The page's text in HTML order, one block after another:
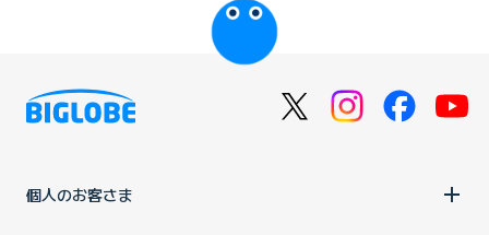
個人のお客さま